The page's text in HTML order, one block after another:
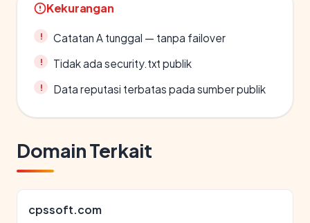
Kekurangan
Catatan A tunggal — tanpa failover
Tidak ada security.txt publik
Data reputasi terbatas pada sumber publik
Domain Terkait
cpssoft.com